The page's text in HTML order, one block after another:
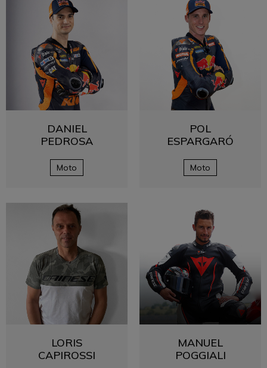
DANIEL
PEDROSA
Moto
POL
ESPARGARÓ
Moto
LORIS
CAPIROSSI
MANUEL
POGGIALI